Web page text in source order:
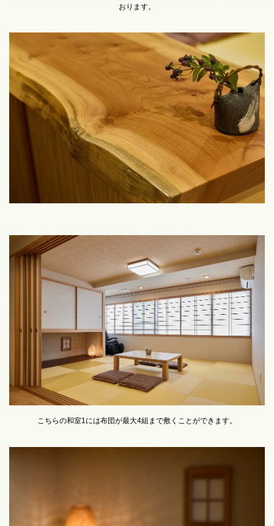
おります。
こちらの和室1には布団が最大4組まで敷くことができます。